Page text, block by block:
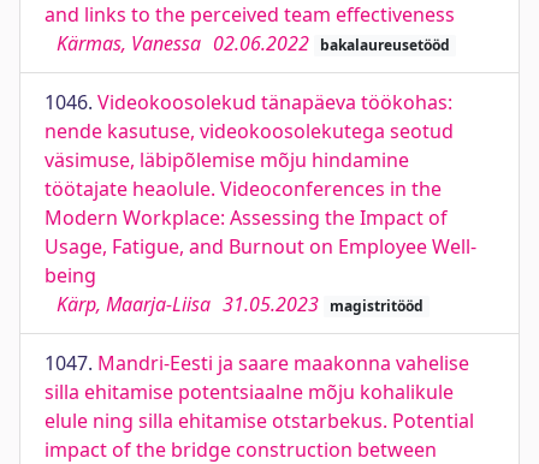
and links to the perceived team effectiveness
Kärmas, Vanessa 02.06.2022 bakalaureusetööd
1046. Videokoosolekud tänapäeva töökohas:
nende kasutuse, videokoosolekutega seotud
väsimuse, läbipõlemise mõju hindamine
töötajate heaolule. Videoconferences in the
Modern Workplace: Assessing the Impact of
Usage, Fatigue, and Burnout on Employee Well-
being
Kärp, Maarja-Liisa 31.05.2023 magistritööd
1047. Mandri-Eesti ja saare maakonna vahelise
silla ehitamise potentsiaalne mõju kohalikule
elule ning silla ehitamise otstarbekus. Potential
impact of the bridge construction between